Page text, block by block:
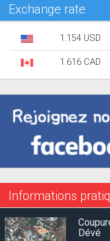
Exchange rate
1.154 USD
1.616 CAD
Informations
Dévé